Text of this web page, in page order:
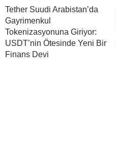
Tether Suudi Arabistan’da
Gayrimenkul
Tokenizasyonuna Giriyor:
USDT’nin Ötesinde Yeni Bir
Finans Devi